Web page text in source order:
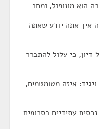
הוא מונופול, ומחר
איך אתה יודע שאתה
כי עלול להתברר
איזה מטומטמים,
עתידיים בסכומים